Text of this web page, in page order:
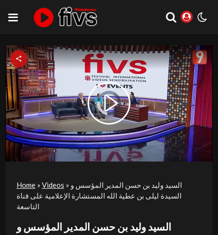
Video
Player
is
loading.
Play
Video
Home» Videos » السيد وليد بن حسن المدير المؤسس و
السيدة ليلى بن عطية الله المستشارة الإعلامية على قناة
التاسعة
السيد وليد بن حسن المدير المؤسس و